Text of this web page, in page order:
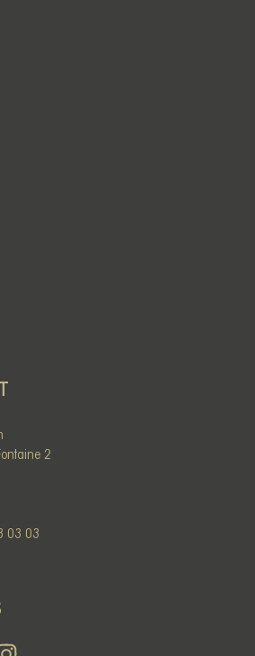
2
03 03